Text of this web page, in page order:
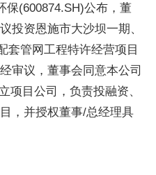
保(600874.SH)公布，董
投资恩施市大沙坝一期、
套管网工程特许经营项目
审议，董事会同意本公司
项目公司，负责投融资、
，并授权董事/总经理具